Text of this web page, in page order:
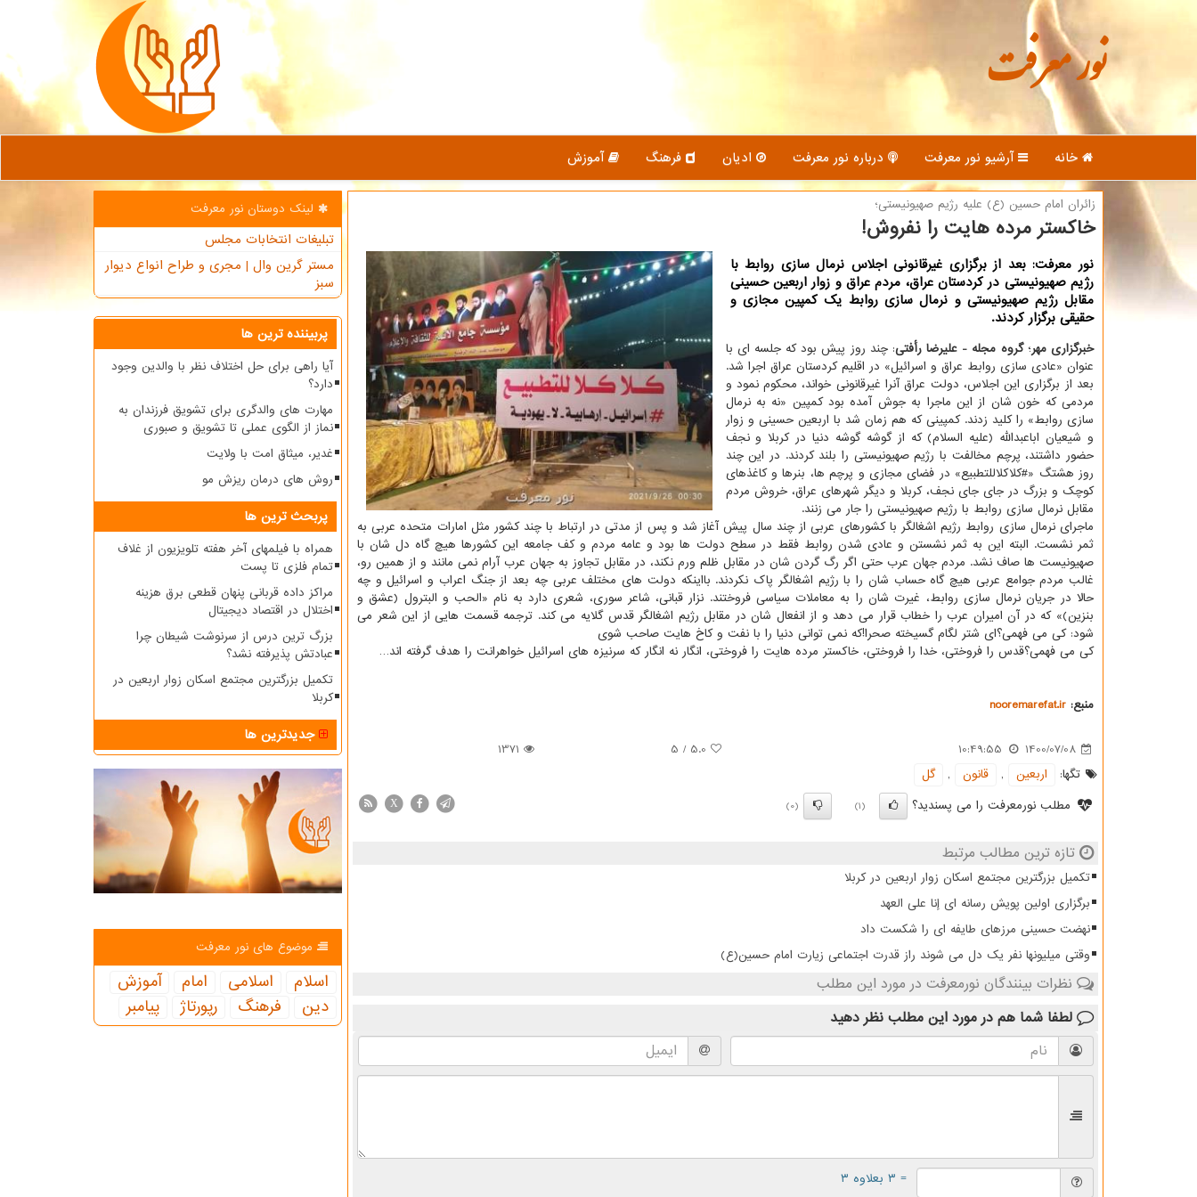
نور معرفت
خانه آرشیو نور معرفت درباره نور معرفت ادیان فرهنگ آموزش
زائران امام حسین (ع) علیه رژیم صهیونیستی؛
خاکستر مرده هایت را نفروش!
نور معرفت: بعد از برگزاری غیرقانونی اجلاس نرمال سازی روابط با
رژیم صهیونیستی در کردستان عراق، مردم عراق و زوار اربعین حسینی
مقابل رژیم صهیونیستی و نرمال سازی روابط یک کمپین مجازی و
حقیقی برگزار کردند.
خبرگزاری مهر؛ گروه مجله - علیرضا رأفتی: چند روز پیش بود که جلسه ای با
عنوان «عادی سازی روابط عراق و اسرائیل» در اقلیم کردستان عراق اجرا شد.
بعد از برگزاری این اجلاس، دولت عراق آنرا غیرقانونی خواند، محکوم نمود و
مردمی که خون شان از این ماجرا به جوش آمده بود کمپین «نه به نرمال
سازی روابط» را کلید زدند. کمپینی که هم زمان شد با اربعین حسینی و زوار
و شیعیان اباعبدالله (علیه السلام) که از گوشه گوشه دنیا در کربلا و نجف
حضور داشتند، پرچم مخالفت با رژیم صهیونیستی را بلند کردند. در این چند
روز هشتگ «#کلاکلاللتطبیع» در فضای مجازی و پرچم ها، بنرها و کاغذهای
کوچک و بزرگ در جای جای نجف، کربلا و دیگر شهرهای عراق، خروش مردم
مقابل نرمال سازی روابط با رژیم صهیونیستی را جار می زنند.
ماجرای نرمال سازی روابط رژیم اشغالگر با کشورهای عربی از چند سال پیش آغاز شد و پس از مدتی در ارتباط با چند کشور مثل امارات متحده عربی به
ثمر نشست. البته این به ثمر نشستن و عادی شدن روابط فقط در سطح دولت ها بود و عامه مردم و کف جامعه این کشورها هیچ گاه دل شان با
صهیونیست ها صاف نشد. مردم جهان عرب حتی اگر رگ گردن شان در مقابل ظلم ورم نکند، در مقابل تجاوز به جهان عرب آرام نمی مانند و از همین رو،
غالب مردم جوامع عربی هیچ گاه حساب شان را با رژیم اشغالگر پاک نکردند. بااینکه دولت های مختلف عربی چه بعد از جنگ اعراب و اسرائیل و چه
حالا در جریان نرمال سازی روابط، غیرت شان را به معاملات سیاسی فروختند. نزار قبانی، شاعر سوری، شعری دارد به نام «الحب و البترول (عشق و
بنزین)» که در آن امیران عرب را خطاب قرار می دهد و از انفعال شان در مقابل رژیم اشغالگر قدس گلایه می کند. ترجمه قسمت هایی از این شعر می
شود: کی می فهمی؟ای شتر لگام گسیخته صحرا!که نمی توانی دنیا را با نفت و کاخ هایت صاحب شوی
کی می فهمی؟قدس را فروختی، خدا را فروختی، خاکستر مرده هایت را فروختی، انگار نه انگار که سرنیزه های اسرائیل خواهرانت را هدف گرفته اند…
منبع: nooremarefat.ir
1400/07/08
10:49:55
5.0
/
5
1371
تگها:
اربعین , قانون ,
گل
مطلب نورمعرفت را می پسندید؟
(1)
(0)
X
تازه ترین مطالب مرتبط
تکمیل بزرگترین مجتمع اسکان زوار اربعین در کربلا
برگزاری اولین پویش رسانه ای إنا علی العهد
نهضت حسینی مرزهای طایفه ای را شکست داد
وقتی میلیونها نفر یک دل می شوند راز قدرت اجتماعی زیارت امام حسین(ع)
نظرات بینندگان نورمعرفت در مورد این مطلب
لطفا شما هم در مورد این مطلب نظر دهید
= ۳ بعلاوه ۳
لینک دوستان نور معرفت
تبلیغات انتخابات مجلس
مستر گرین وال | مجری و طراح انواع دیوار
سبز
پربیننده ترین ها
آیا راهی برای حل اختلاف نظر با والدین وجود
دارد؟
مهارت های والدگری برای تشویق فرزندان به
نماز از الگوی عملی تا تشویق و صبوری
غدیر، میثاق امت با ولایت
روش های درمان ریزش مو
پربحث ترین ها
همراه با فیلمهای آخر هفته تلویزیون از غلاف
تمام فلزی تا پست
مراکز داده قربانی پنهان قطعی برق هزینه
اختلال در اقتصاد دیجیتال
بزرگ ترین درس از سرنوشت شیطان چرا
عبادتش پذیرفته نشد؟
تکمیل بزرگترین مجتمع اسکان زوار اربعین در
کربلا
جدیدترین ها
موضوع های نور معرفت
اسلام اسلامی امام
آموزش
دین
فرهنگ رپورتاژ پیامبر